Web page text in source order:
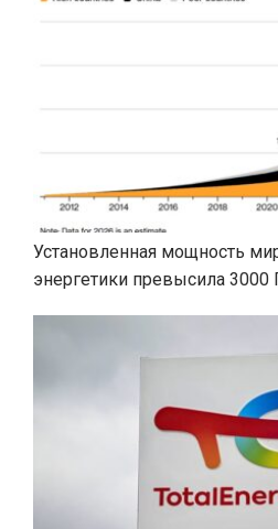
Установленная мощность
энергетики превысила 3000